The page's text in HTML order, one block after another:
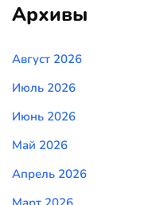
Архивы
Август 2026
Июль 2026
Июнь 2026
Май 2026
Апрель 2026